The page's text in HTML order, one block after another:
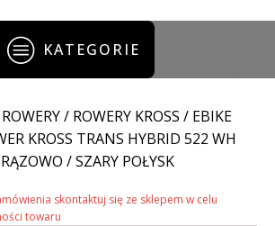
KATEGORIE
ROWERY/ ROWERY KROSS / EBIKE
KROSS TRANS HYBRID 522 WH
/ SZARY POŁYSK
skontaktuj się ze sklepem w celu
towaru